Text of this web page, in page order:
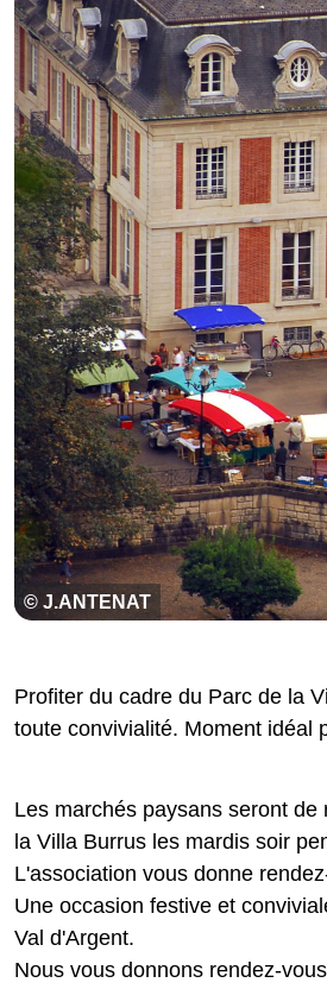
© J.ANTENAT
Profiter du cadre du Parc de la
toute convivialité. Moment idéal
Les marchés paysans seront
la Villa Burrus les mardis soir
L'association vous donne
Une occasion festive et
Val d'Argent.
Nous vous donnons rendez-